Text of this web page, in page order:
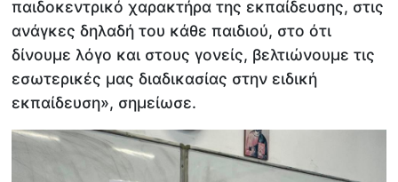
παιδοκεντρικό χαρακτήρα της εκπαίδευσης, στις
ανάγκες δηλαδή του κάθε παιδιού, στο ότι
δίνουμε λόγο και στους γονείς, βελτιώνουμε τις
εσωτερικές μας διαδικασίας στην ειδική
εκπαίδευση», σημείωσε.​